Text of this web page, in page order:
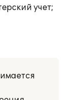
учет;